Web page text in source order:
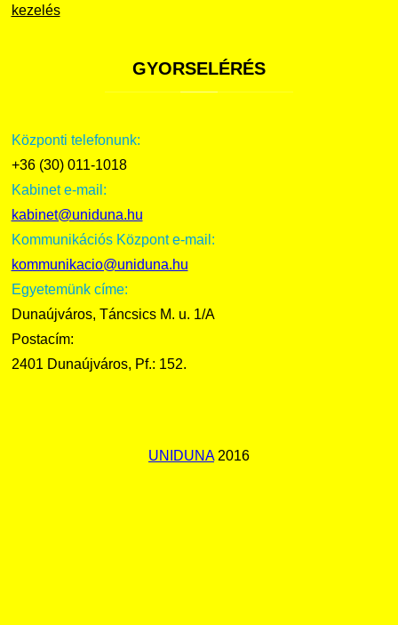
kezelés
GYORSELÉRÉS
Központi telefonunk:
+36 (30) 011-1018
Kabinet e-mail:
kabinet@uniduna.hu
Kommunikációs Központ e-mail:
kommunikacio@uniduna.hu
Egyetemünk címe:
Dunaújváros, Táncsics M. u. 1/A
Postacím:
2401 Dunaújváros, Pf.: 152.
UNIDUNA2016